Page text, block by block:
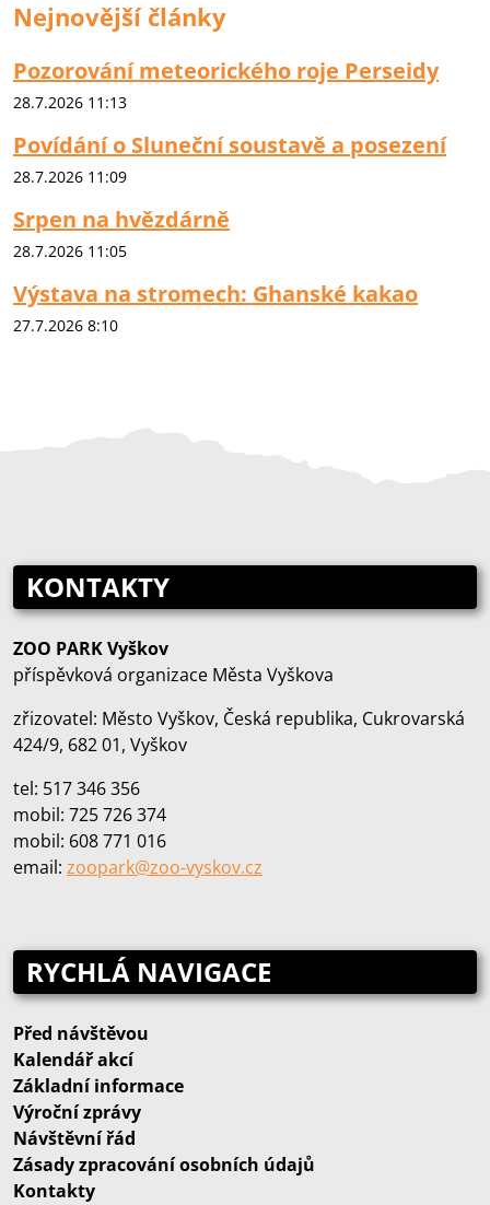
Nejnovější články
Pozorování meteorického roje Perseidy
28.7.2026 11:13
Povídání o Sluneční soustavě a posezení
28.7.2026 11:09
Srpen na hvězdárně
28.7.2026 11:05
Výstava na stromech: Ghanské kakao
27.7.2026 8:10
KONTAKTY
ZOO PARK Vyškov
příspěvková organizace Města Vyškova
zřizovatel: Město Vyškov, Česká republika, Cukrovarská
424/9, 682 01, Vyškov
tel: 517 346 356
mobil: 725 726 374
mobil: 608 771 016
email: zoopark@zoo‑vyskov.cz
RYCHLÁ NAVIGACE
Před návštěvou
Kalendář akcí
Základní informace
Výroční zprávy
Návštěvní řád
Zásady zpracování osobních údajů
Kontakty